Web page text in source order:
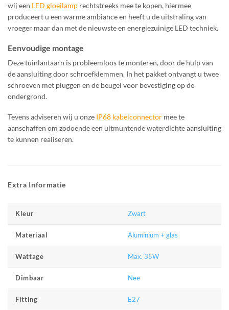
wij een LED gloeilamp rechtstreeks mee te kopen, hiermee
produceert u een warme ambiance en heeft u de uitstraling van
vroeger maar dan met de nieuwste en energiezuinige LED techniek.
Eenvoudige montage
Deze tuinlantaarn is probleemloos te monteren, door de hulp van
de aansluiting door schroefklemmen. In het pakket ontvangt u twee
schroeven met pluggen en de beugel voor bevestiging op de
ondergrond.
Tevens adviseren wij u onze IP68 kabelconnector mee te
aanschaffen om zodoende een uitmuntende waterdichte aansluiting
te kunnen realiseren.
Extra Informatie
Kleur Zwart
Materiaal Aluminium + glas
Wattage Max. 35W
Dimbaar Nee
Fitting E27